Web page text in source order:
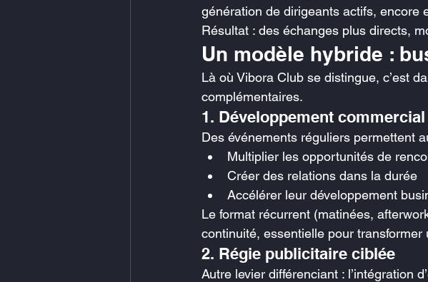
génération de dirigeants actifs, encore
Résultat : des échanges plus directs,
Un modèle hybride :
Là où Vibora Club se distingue, c’est
complémentaires.
1. Développement commercial
Des événements réguliers permettent
Multiplier les opportunités de
Créer des relations dans la durée
Accélérer leur développement
Le format récurrent (matinées,
continuité, essentielle pour transformer
2. Régie publicitaire ciblée
Autre levier différenciant : l’intégration